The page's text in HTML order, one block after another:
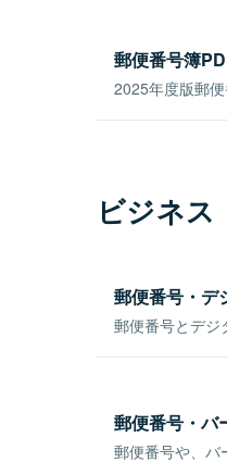
郵便番号簿
2025年度版郵
ビジネ
郵便番号・デ
郵便番号とデジ
郵便番号・バ
郵便番号や、バ